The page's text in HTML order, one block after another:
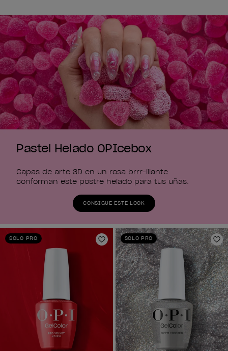
Pastel Helado OPIcebox
Capas de arte 3D en un rosa brrr-illante
conforman este postre helado para tus uñas.
CONSIGUE ESTE LOOK
SOLO PRO
Añadir a la lista de deseos
SOLO PRO